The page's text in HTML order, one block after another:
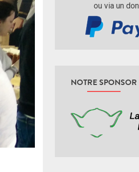
ou via un don
NOTRE SPONSOR